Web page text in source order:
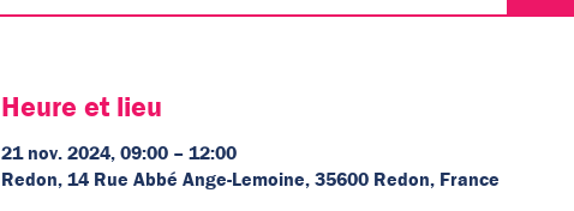
Heure et lieu
21 nov. 2024, 09:00 – 12:00
Redon, 14 Rue Abbé Ange-Lemoine, 35600 Redon, France